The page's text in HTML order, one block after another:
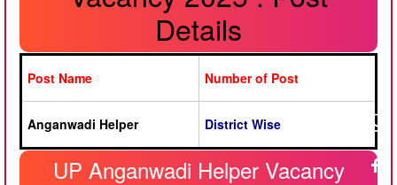
Details
Post Name Number of Post
Anganwadi Helper District Wise
UP Anganwadi Helper Vacancy